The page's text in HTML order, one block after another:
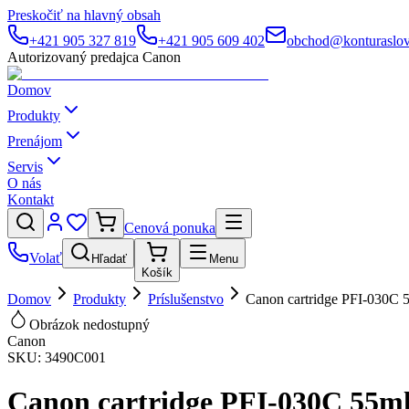
Preskočiť na hlavný obsah
+421 905 327 819
+421 905 609 402
Autorizovaný predajca Canon
Domov
Produkty
Prenájom
Servis
O nás
Kontakt
Cenová ponuka
Volať
Hľadať
Košík
Menu
Domov Produkty Príslušenstvo
Canon cartridge PFI-030C
Obrázok nedostupný
Canon
SKU: 3490C001
Canon cartridge PFI-030C